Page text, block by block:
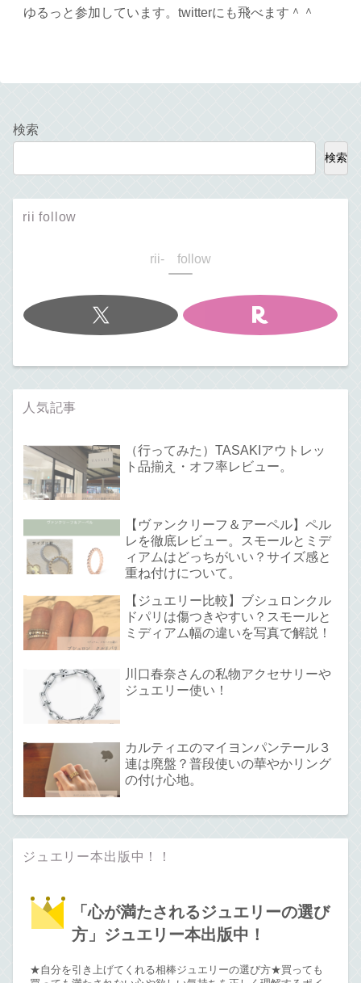
ゆるっと参加しています。twitterにも飛べます＾＾
検索
検索
rii follow
rii- follow
人気記事
（行ってみた）TASAKIアウトレッ
ト品揃え・オフ率レビュー。
【ヴァンクリーフ＆アーペル】ペル
レを徹底レビュー。スモールとミデ
ィアムはどっちがいい？サイズ感と
重ね付けについて。
【ジュエリー比較】ブシュロンクル
ドパリは傷つきやすい？スモールと
ミディアム幅の違いを写真で解説！
川口春奈さんの私物アクセサリーや
ジュエリー使い！
カルティエのマイヨンパンテール３
連は廃盤？普段使いの華やかリング
の付け心地。
ジュエリー本出版中！！
「心が満たされるジュエリーの選び
方」ジュエリー本出版中！
★自分を引き上げてくれる相棒ジュエリーの選び方★買っても